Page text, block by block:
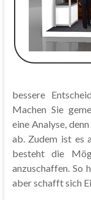
bessere
Machen Sie
eine Analyse,
ab. Zudem ist es
besteht die
anzuschaffen. So
aber schafft sich